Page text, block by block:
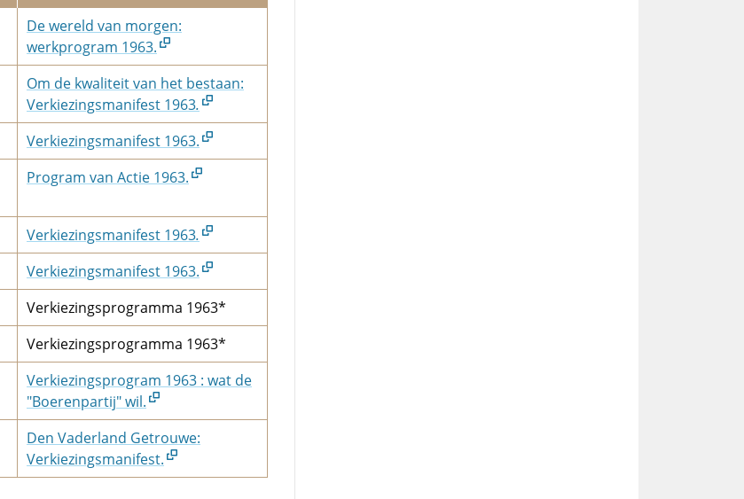
De wereld van morgen:
werkprogram 1963.
Om de kwaliteit van het bestaan:
Verkiezingsmanifest 1963.
Verkiezingsmanifest 1963.
Program van Actie 1963.
Verkiezingsmanifest 1963.
Verkiezingsmanifest 1963.
Verkiezingsprogramma 1963*
Verkiezingsprogramma 1963*
Verkiezingsprogram 1963 : wat de
"Boerenpartij" wil.
Den Vaderland Getrouwe:
Verkiezingsmanifest.